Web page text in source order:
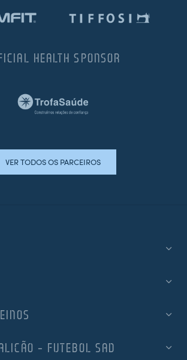
HEALTH SPONSOR
VER TODOS OS PARCEIROS
– FUTEBOL SAD